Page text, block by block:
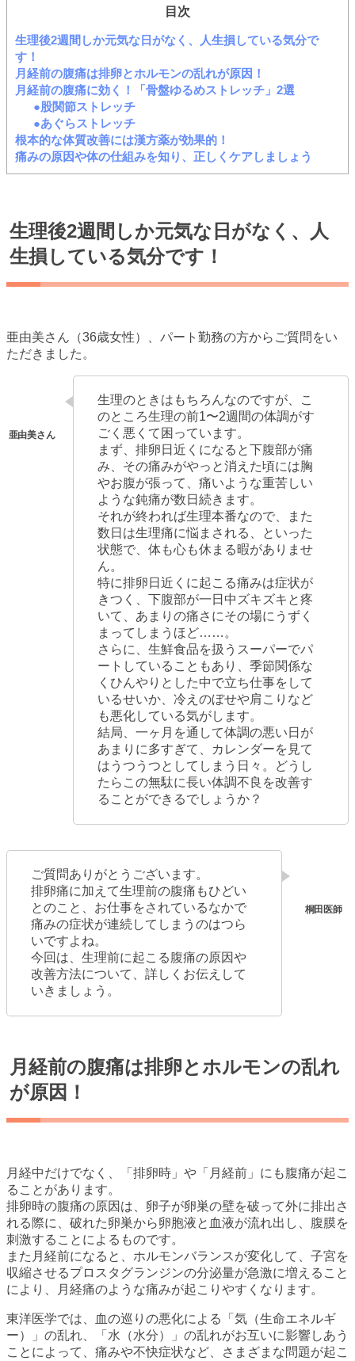
目次
生理後2週間しか元気な日がなく、人生損している気分で
す！
月経前の腹痛は排卵とホルモンの乱れが原因！
月経前の腹痛に効く！「骨盤ゆるめストレッチ」2選
●股関節ストレッチ
●あぐらストレッチ
根本的な体質改善には漢方薬が効果的！
痛みの原因や体の仕組みを知り、正しくケアしましょう
生理後2週間しか元気な日がなく、人
生損している気分です！
亜由美さん（36歳女性）、パート勤務の方からご質問をい
ただきました。
生理のときはもちろんなのですが、こ
のところ生理の前1〜2週間の体調がす
ごく悪くて困っています。
まず、排卵日近くになると下腹部が痛
み、その痛みがやっと消えた頃には胸
やお腹が張って、痛いような重苦しい
ような鈍痛が数日続きます。
それが終われば生理本番なので、また
数日は生理痛に悩まされる、といった
状態で、体も心も休まる暇がありませ
ん。
特に排卵日近くに起こる痛みは症状が
きつく、下腹部が一日中ズキズキと疼
いて、あまりの痛さにその場にうずく
まってしまうほど……。
さらに、生鮮食品を扱うスーパーでパ
ートしていることもあり、季節関係な
くひんやりとした中で立ち仕事をして
いるせいか、冷えのぼせや肩こりなど
も悪化している気がします。
結局、一ヶ月を通して体調の悪い日が
あまりに多すぎて、カレンダーを見て
はうつうつとしてしまう日々。どうし
たらこの無駄に長い体調不良を改善す
ることができるでしょうか？
ご質問ありがとうございます。
排卵痛に加えて生理前の腹痛もひどい
とのこと、お仕事をされているなかで
痛みの症状が連続してしまうのはつら
いですよね。
今回は、生理前に起こる腹痛の原因や
改善方法について、詳しくお伝えして
いきましょう。
月経前の腹痛は排卵とホルモンの乱れ
が原因！
月経中だけでなく、「排卵時」や「月経前」にも腹痛が起こ
ることがあります。
排卵時の腹痛の原因は、卵子が卵巣の壁を破って外に排出さ
れる際に、破れた卵巣から卵胞液と血液が流れ出し、腹膜を
刺激することによるものです。
また月経前になると、ホルモンバランスが変化して、子宮を
収縮させるプロスタグランジンの分泌量が急激に増えること
により、月経痛のような痛みが起こりやすくなります。
東洋医学では、血の巡りの悪化による「気（生命エネルギ
ー）」の乱れ、「水（水分）」の乱れがお互いに影響しあう
ことによって、痛みや不快症状など、さまざまな問題が起こ